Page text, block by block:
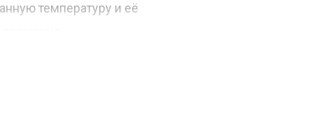
температуру и её